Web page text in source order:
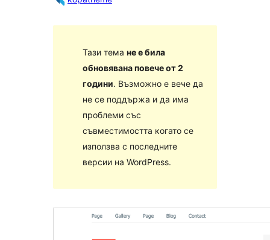
Тази тема не е била
обновявана повече от 2
години. Възможно е вече да
не се поддържа и да има
проблеми със
съвместимостта когато се
използва с последните
версии на WordPress.